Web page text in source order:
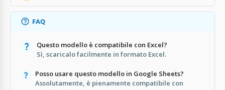
FAQ
Questo modello è compatibile con Excel?
Sì, scaricalo facilmente in formato Excel.
Posso usare questo modello in Google Sheets?
Assolutamente, è pienamente compatibile con